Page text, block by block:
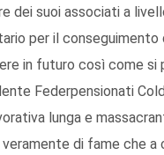
dei suoi associati a
per il conseguimento
in futuro così come si
Federpensionati
lunga e
di fame che